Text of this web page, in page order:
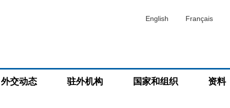
English Français
外交动态 驻外机构 国家和组织 资料